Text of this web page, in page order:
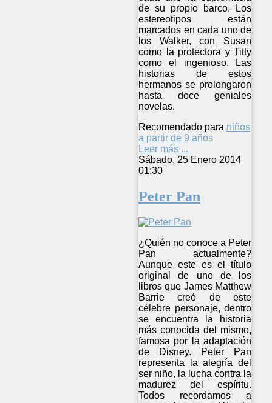
de su propio barco. Los
estereotipos están
marcados en cada uno de
los Walker, con Susan
como la protectora y Titty
como el ingenioso. Las
historias de estos
hermanos se prolongaron
hasta doce geniales
novelas.
Recomendado para niños
a partir de 9 años
Leer más ...
Sábado, 25 Enero 2014
01:30
Peter Pan
¿Quién no conoce a Peter
Pan actualmente?
Aunque este es el título
original de uno de los
libros que James Matthew
Barrie creó de este
célebre personaje, dentro
se encuentra la historia
más conocida del mismo,
famosa por la adaptación
de Disney. Peter Pan
representa la alegría del
ser niño, la lucha contra la
madurez del espíritu.
Todos recordamos a